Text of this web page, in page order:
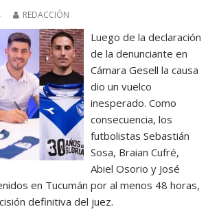
REDACCIÓN
Luego de la declaración
de la denunciante en
Cámara Gesell la causa
dio un vuelco
inesperado. Como
consecuencia, los
futbolistas Sebastián
Sosa, Braian Cufré,
Abiel Osorio y José
en Tucumán por al menos 48 horas,
definitiva del juez.